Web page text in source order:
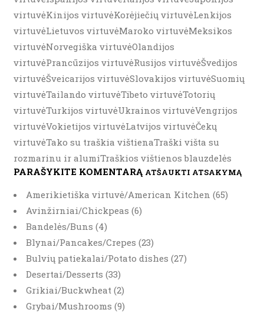
virtuvėKinijos virtuvėKorėjiečių virtuvėLenkijos
virtuvėLietuvos virtuvėMaroko virtuvėMeksikos
virtuvėNorvegiška virtuvėOlandijos
virtuvėPrancūzijos virtuvėRusijos virtuvėŠvedijos
virtuvėŠveicarijos virtuvėSlovakijos virtuvėSuomių
virtuvėTailando virtuvėTibeto virtuvėTotorių
virtuvėTurkijos virtuvėUkrainos virtuvėVengrijos
virtuvėVokietijos virtuvėLatvijos virtuvėČekų
virtuvėTako su traškia vištienaTraški višta su
rozmarinu ir alumiTraškios vištienos blauzdelės
PARAŠYKITE KOMENTARĄ ATŠAUKTI ATSAKYMĄ
Amerikietiška virtuvė/American Kitchen (65)
Avinžirniai/Chickpeas (6)
Bandelės/Buns (4)
Blynai/Pancakes/Crepes (23)
Bulvių patiekalai/Potato dishes (27)
Desertai/Desserts (33)
Grikiai/Buckwheat (2)
Grybai/Mushrooms (9)